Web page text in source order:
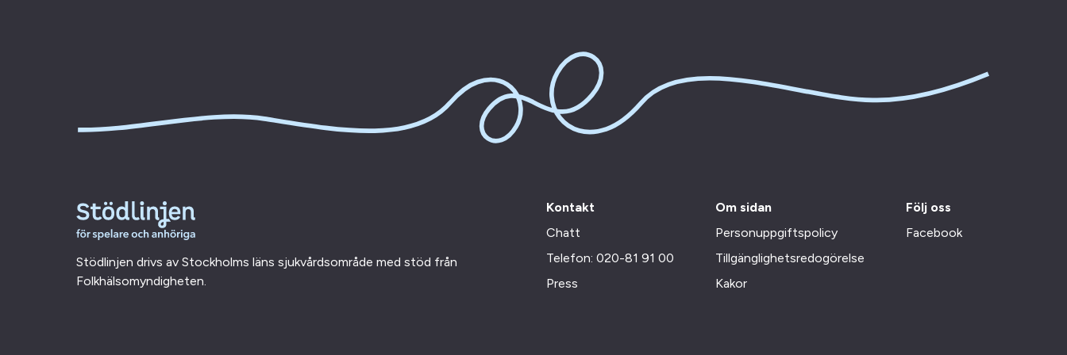
Stödlinjen drivs av Stockholms läns sjukvårdsområde med stöd från
Folkhälsomyndigheten.
Kontakt
Chatt
Telefon: 020-81 91 00
Press
Om sidan
Personuppgiftspolicy
Tillgänglighetsredogörelse
Kakor
Följ oss
Facebook